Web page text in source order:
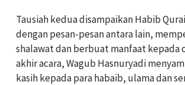
Tausiah kedua disampaikan Habib
dengan pesan-pesan antara lain,
shalawat dan berbuat manfaat kepada
akhir acara, Wagub Hasnuryadi
kasih kepada para habaib, ulama dan